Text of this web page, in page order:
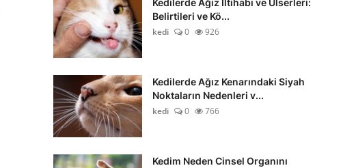
Kedilerde Ağız İltihabı ve Ülserleri:
Belirtileri ve Kö...
kedi
0 926
Kedilerde Ağız Kenarındaki Siyah
Noktaların Nedenleri v...
kedi
0 766
Kedim Neden Cinsel Organını